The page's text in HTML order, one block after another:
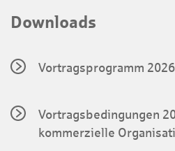
Downloads
Vortragsprogramm
Vortragsbedingungen
kommerzielle